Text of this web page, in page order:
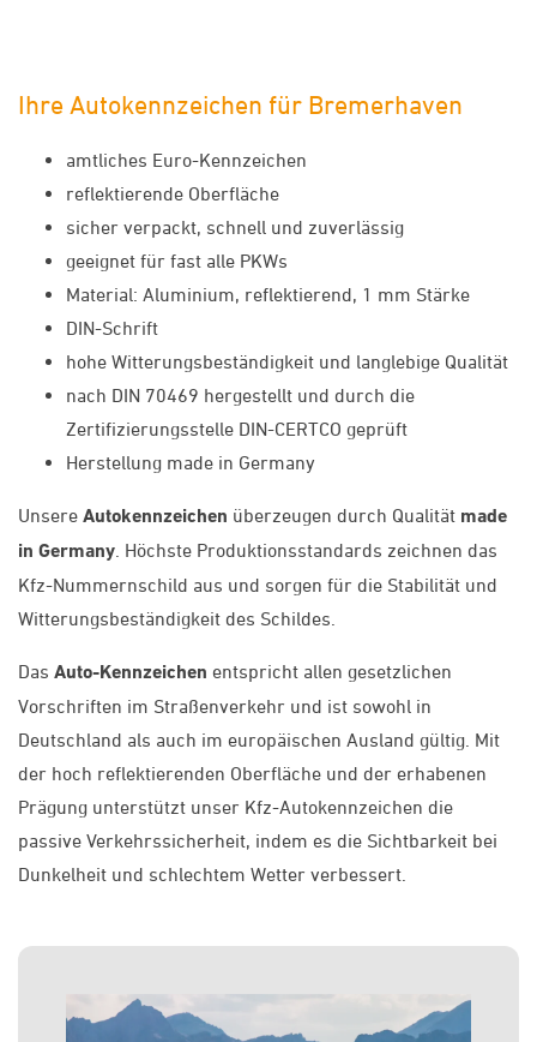
Ihre Autokennzeichen für Bremerhaven
amtliches Euro-Kennzeichen
reflektierende Oberfläche
sicher verpackt, schnell und zuverlässig
geeignet für fast alle PKWs
Material: Aluminium, reflektierend, 1 mm Stärke
DIN-Schrift
hohe Witterungsbeständigkeit und langlebige Qualität
nach DIN 70469 hergestellt und durch die
Zertifizierungsstelle DIN-CERTCO geprüft
Herstellung made in Germany
Unsere Autokennzeichen überzeugen durch Qualität made
in Germany . Höchste Produktionsstandards zeichnen das
Kfz-Nummernschild aus und sorgen für die Stabilität und
Witterungsbeständigkeit des Schildes.
Das Auto-Kennzeichen entspricht allen gesetzlichen
Vorschriften im Straßenverkehr und ist sowohl in
Deutschland als auch im europäischen Ausland gültig. Mit
der hoch reflektierenden Oberfläche und der erhabenen
Prägung unterstützt unser Kfz-Autokennzeichen die
passive Verkehrssicherheit, indem es die Sichtbarkeit bei
Dunkelheit und schlechtem Wetter verbessert.